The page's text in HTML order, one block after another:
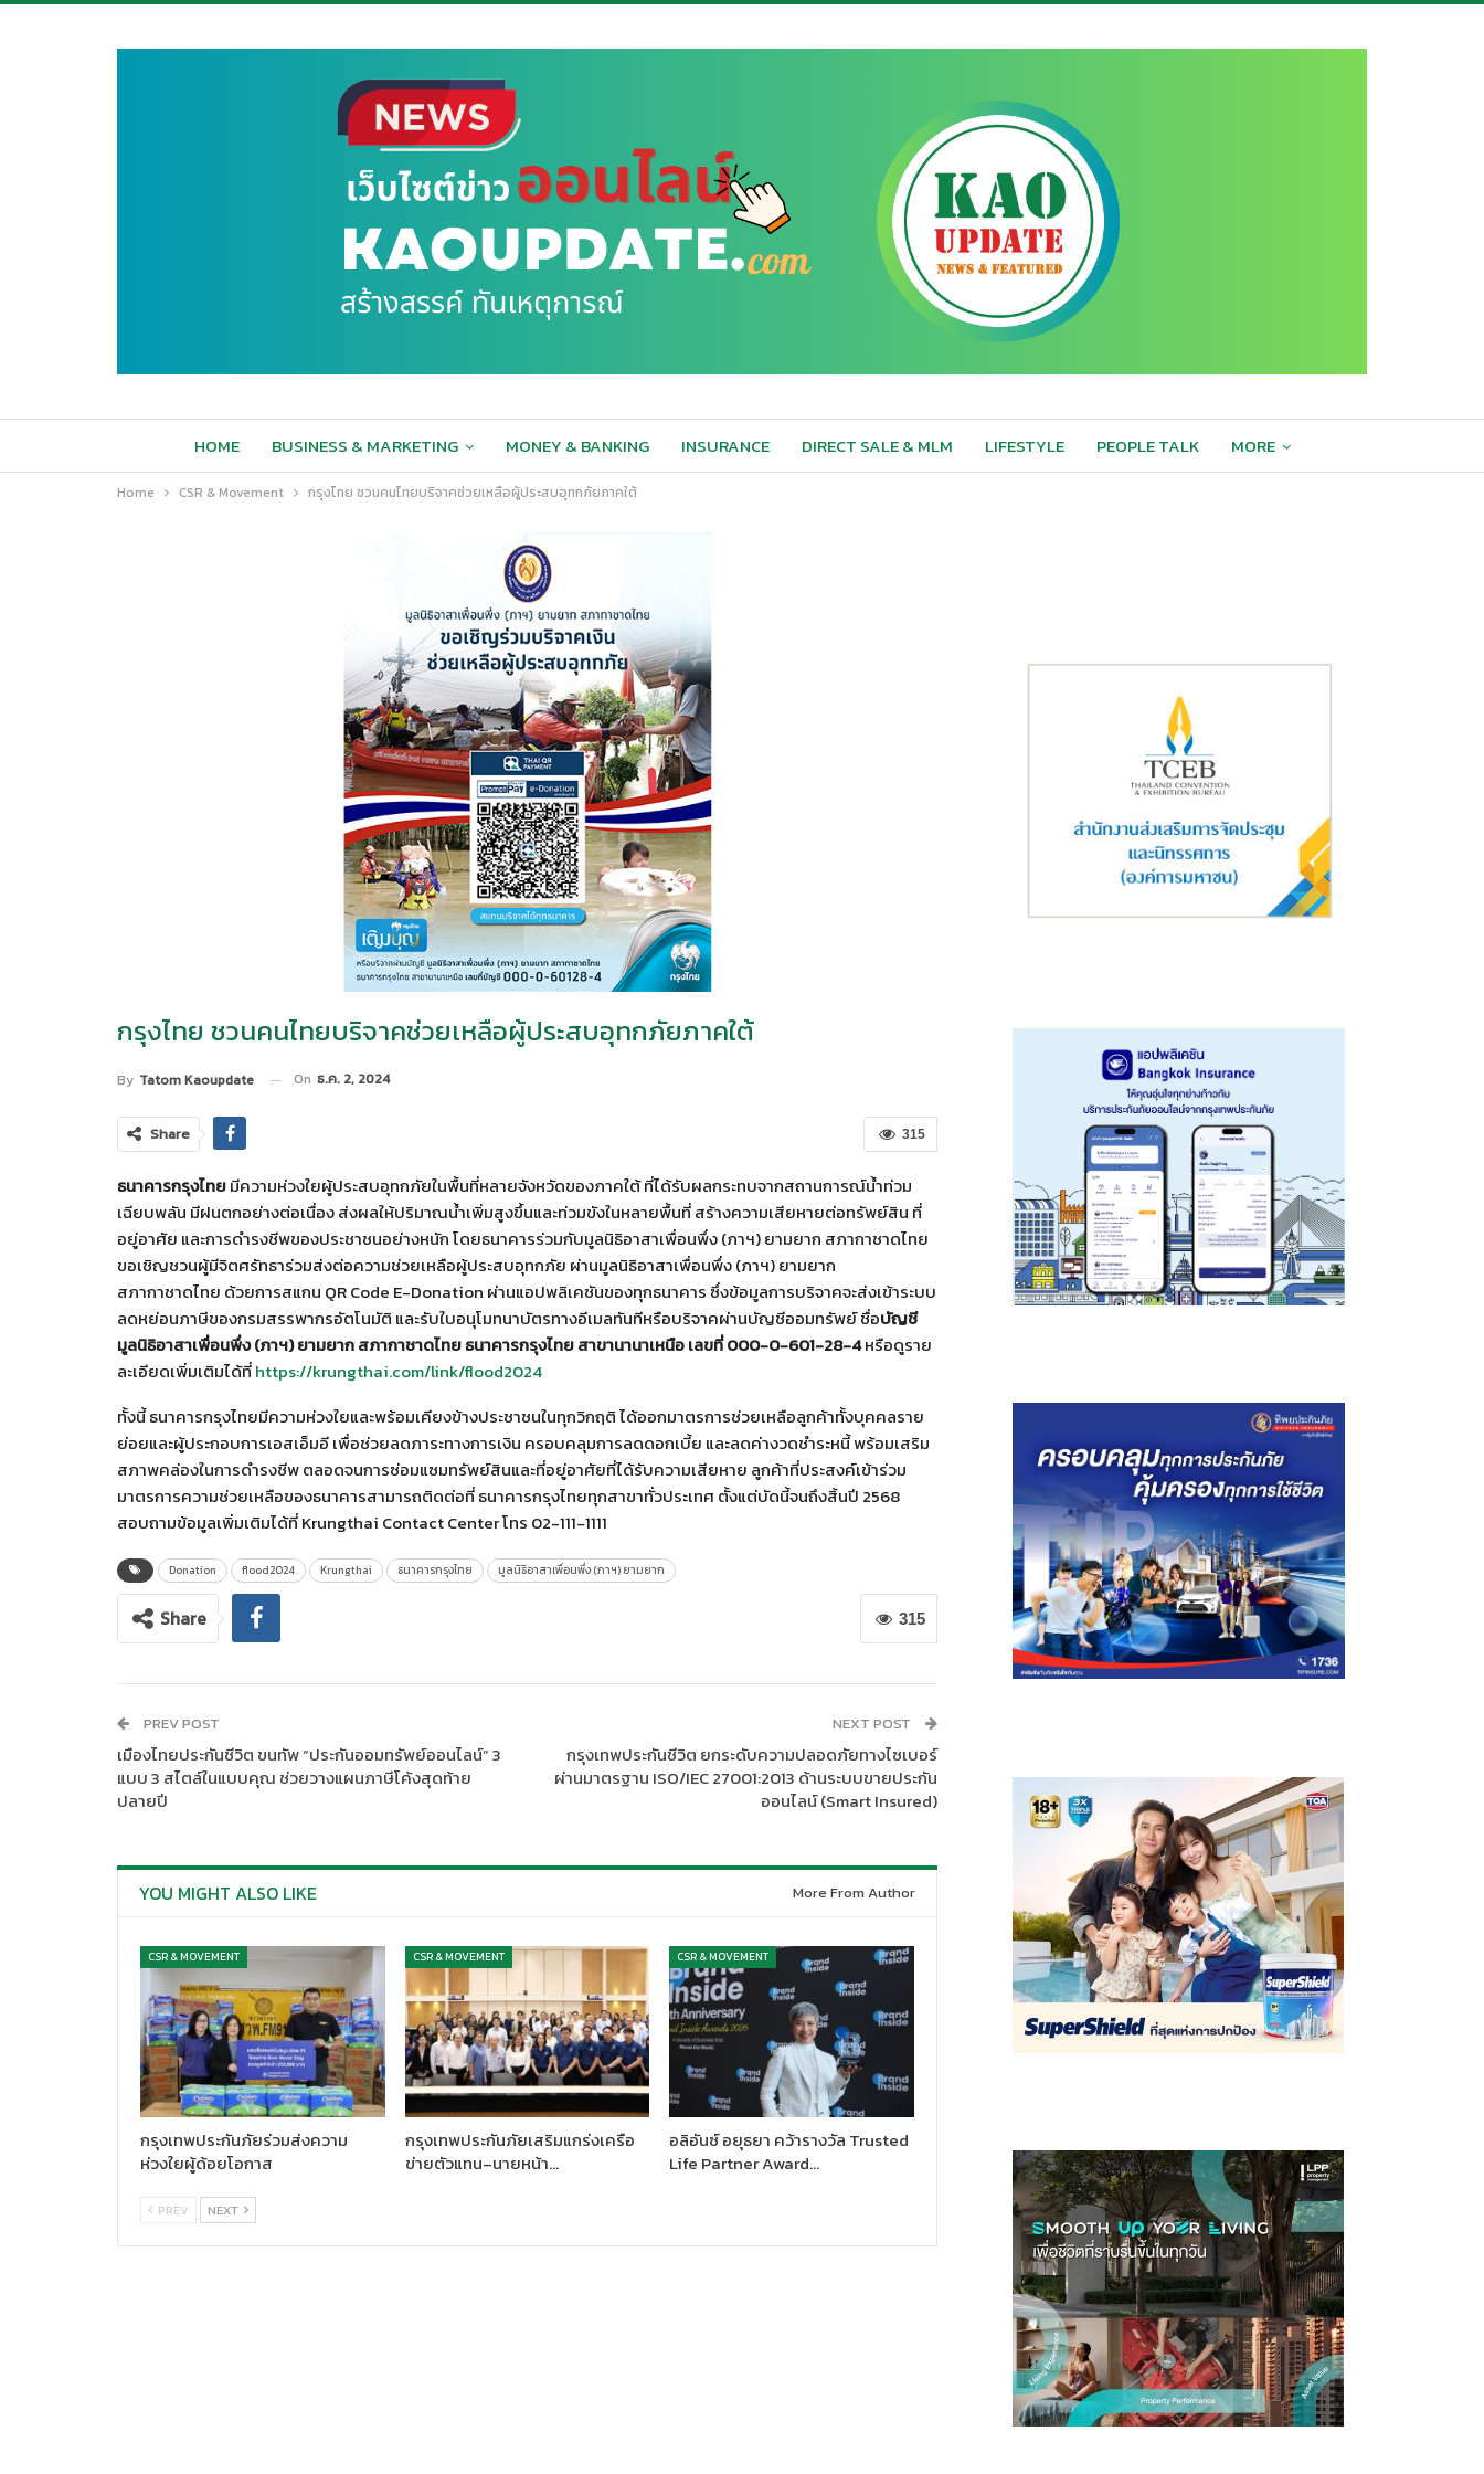
HOME BUSINESS & MARKETING MONEY & BANKING INSURANCE DIRECT SALE & MLM LIFESTYLE PEOPLE TALK MORE
Home CSR & Movement กรุงไทย ชวนคนไทยบริจาคช่วยเหลือผู้ประสบอุทกภัยภาคใต้
กรุงไทย ชวนคนไทยบริจาคช่วยเหลือผู้ประสบอุทกภัยภาคใต้
By Tatom Kaoupdate On ธ.ค. 2, 2024
315
Share
ธนาคารกรุงไทยมีความห่วงใยผู้ประสบอุทกภัยในพื้นที่หลายจังหวัดของภาคใต้ ที่ได้รับผลกระทบจากสถานการณ์น้ำท่วม
เฉียบพลัน มีฝนตกอย่างต่อเนื่อง ส่งผลให้ปริมาณน้ำเพิ่มสูงขึ้นและท่วมขังในหลายพื้นที่ สร้างความเสียหายต่อทรัพย์สิน ที่
อยู่อาศัย และการดำรงชีพของประชาชนอย่างหนัก โดยธนาคารร่วมกับมูลนิธิอาสาเพื่อนพึ่ง (ภาฯ) ยามยาก สภากาชาดไทย
ขอเชิญชวนผู้มีจิตศรัทธาร่วมส่งต่อความช่วยเหลือผู้ประสบอุทกภัย ผ่านมูลนิธิอาสาเพื่อนพึ่ง (ภาฯ) ยามยาก
สภากาชาดไทย ด้วยการสแกน QR Code E-Donation ผ่านแอปพลิเคชันของทุกธนาคาร ซึ่งข้อมูลการบริจาคจะส่งเข้าระบบ
ลดหย่อนภาษีของกรมสรรพากรอัตโนมัติ และรับใบอนุโมทนาบัตรทางอีเมลทันทีหรือบริจาคผ่านบัญชีออมทรัพย์ ชื่อบัญชี
มูลนิธิอาสาเพื่อนพึ่ง (ภาฯ) ยามยาก สภากาชาดไทย ธนาคารกรุงไทย สาขานานาเหนือ เลขที่000-0-601-28-4หรือดูราย
ละเอียดเพิ่มเติมได้ที่https://krungthai.com/link/flood2024
ทั้งนี้ ธนาคารกรุงไทยมีความห่วงใยและพร้อมเคียงข้างประชาชนในทุกวิกฤติ ได้ออกมาตรการช่วยเหลือลูกค้าทั้งบุคคลราย
ย่อยและผู้ประกอบการเอสเอ็มอี เพื่อช่วยลดภาระทางการเงิน ครอบคลุมการลดดอกเบี้ย และลดค่างวดชำระหนี้ พร้อมเสริม
สภาพคล่องในการดำรงชีพ ตลอดจนการซ่อมแซมทรัพย์สินและที่อยู่อาศัยที่ได้รับความเสียหาย ลูกค้าที่ประสงค์เข้าร่วม
มาตรการความช่วยเหลือของธนาคารสามารถติดต่อที่ ธนาคารกรุงไทยทุกสาขาทั่วประเทศ ตั้งแต่บัดนี้จนถึงสิ้นปี 2568
สอบถามข้อมูลเพิ่มเติมได้ที่ Krungthai Contact Center โทร 02-111-1111
Donation flood2024 Krungthai ธนาคารกรุงไทย มูลนิธิอาสาเพื่อนพึ่ง (ภาฯ) ยามยาก
315
Share
PREV POST
เมืองไทยประกันชีวิต ขนทัพ “ประกันออมทรัพย์ออนไลน์” 3
แบบ 3 สไตล์ในแบบคุณ ช่วยวางแผนภาษีโค้งสุดท้าย
ปลายปี
NEXT POST
กรุงเทพประกันชีวิต ยกระดับความปลอดภัยทางไซเบอร์
ผ่านมาตรฐาน ISO/IEC 27001:2013 ด้านระบบขายประกัน
ออนไลน์ (Smart Insured)
YOU MIGHT ALSO LIKE More From Author
CSR & MOVEMENT
กรุงเทพประกันภัยร่วมส่งความ
ห่วงใยผู้ด้อยโอกาส
CSR & MOVEMENT
กรุงเทพประกันภัยเสริมแกร่งเครือ
ข่ายตัวแทน–นายหน้า…
CSR & MOVEMENT
อลิอันซ์ อยุธยา คว้ารางวัล Trusted
Life Partner Award…
PREV NEXT